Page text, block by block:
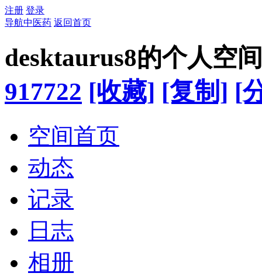
注册 登录
导航中医药 返回首页
desktaurus8的个人空间
917722 [收藏] [复制] [
空间首页
动态
记录
日志
相册